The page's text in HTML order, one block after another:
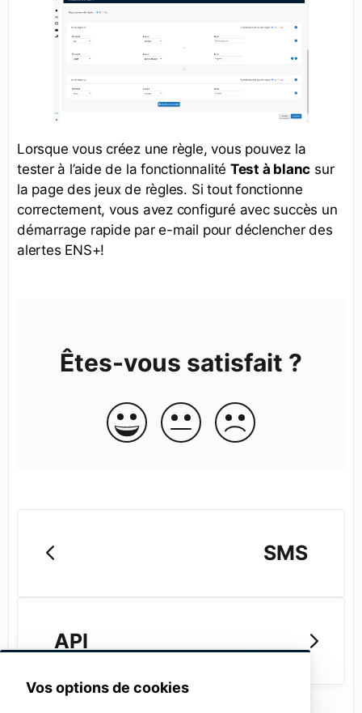
Vos options de cookies
Lorsque vous créez une règle, vous pouvez la
tester à l’aide de la fonctionnalité Test à blanc sur
la page des jeux de règles. Si tout fonctionne
correctement, vous avez configuré avec succès un
démarrage rapide par e-mail pour déclencher des
alertes ENS+!
Êtes-vous satisfait ?
SMS
API